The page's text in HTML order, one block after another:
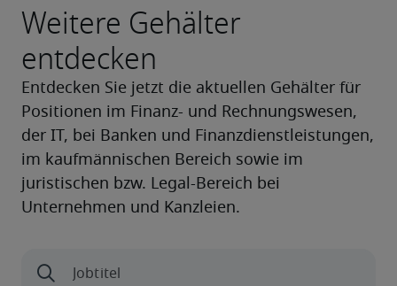
Weitere Gehälter
entdecken